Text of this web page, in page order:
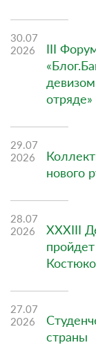
30.07
2026
III
отряде»
29.07
2026
нового
28.07
2026
XXXIII
27.07
2026
страны